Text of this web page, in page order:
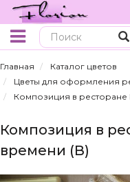
Главная
Каталог цветов
Цветы для оформления
Композиция в
Композиция в
времени (В)